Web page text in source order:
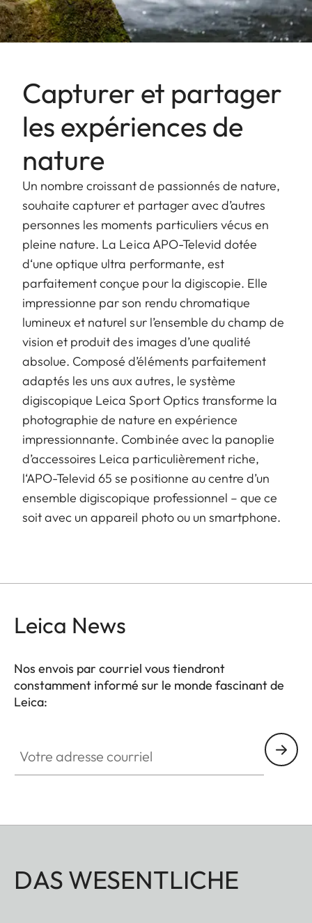
Capturer et partager
les expériences de
nature
Un nombre croissant de passionnés de nature,
souhaite capturer et partager avec d’autres
personnes les moments particuliers vécus en
pleine nature. La Leica APO-Televid dotée
d‘une optique ultra performante, est
parfaitement conçue pour la digiscopie. Elle
impressionne par son rendu chromatique
lumineux et naturel sur l’ensemble du champ de
vision et produit des images d’une qualité
absolue. Composé d’éléments parfaitement
adaptés les uns aux autres, le système
digiscopique Leica Sport Optics transforme la
photographie de nature en expérience
impressionnante. Combinée avec la panoplie
d’accessoires Leica particulièrement riche,
l‘APO-Televid 65 se positionne au centre d’un
ensemble digiscopique professionnel – que ce
soit avec un appareil photo ou un smartphone.
Leica News
Nos envois par courriel vous tiendront
constamment informé sur le monde fascinant de
Leica:
DAS WESENTLICHE